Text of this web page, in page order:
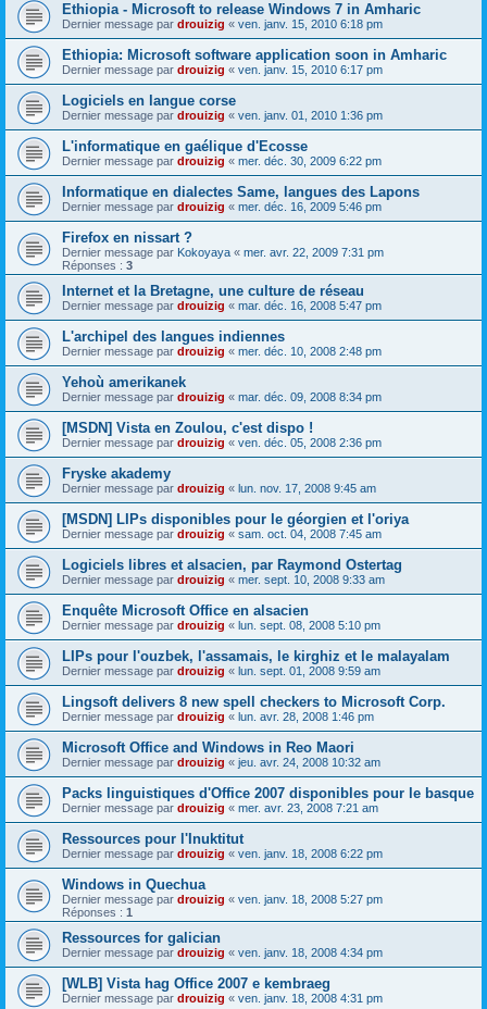
Ethiopia - Microsoft to release Windows 7 in Amharic
Dernier message par drouizig « ven. janv. 15, 2010 6:18 pm
Ethiopia: Microsoft software application soon in Amharic
Dernier message par drouizig « ven. janv. 15, 2010 6:17 pm
Logiciels en langue corse
Dernier message par drouizig « ven. janv. 01, 2010 1:36 pm
L'informatique en gaélique d'Ecosse
Dernier message par drouizig « mer. déc. 30, 2009 6:22 pm
Informatique en dialectes Same, langues des Lapons
Dernier message par drouizig « mer. déc. 16, 2009 5:46 pm
Firefox en nissart ?
Dernier message par Kokoyaya « mer. avr. 22, 2009 7:31 pm
Réponses : 3
Internet et la Bretagne, une culture de réseau
Dernier message par drouizig « mar. déc. 16, 2008 5:47 pm
L'archipel des langues indiennes
Dernier message par drouizig « mer. déc. 10, 2008 2:48 pm
Yehoù amerikanek
Dernier message par drouizig « mar. déc. 09, 2008 8:34 pm
[MSDN] Vista en Zoulou, c'est dispo !
Dernier message par drouizig « ven. déc. 05, 2008 2:36 pm
Fryske akademy
Dernier message par drouizig « lun. nov. 17, 2008 9:45 am
[MSDN] LIPs disponibles pour le géorgien et l'oriya
Dernier message par drouizig « sam. oct. 04, 2008 7:45 am
Logiciels libres et alsacien, par Raymond Ostertag
Dernier message par drouizig « mer. sept. 10, 2008 9:33 am
Enquête Microsoft Office en alsacien
Dernier message par drouizig « lun. sept. 08, 2008 5:10 pm
LIPs pour l'ouzbek, l'assamais, le kirghiz et le malayalam
Dernier message par drouizig « lun. sept. 01, 2008 9:59 am
Lingsoft delivers 8 new spell checkers to Microsoft Corp.
Dernier message par drouizig « lun. avr. 28, 2008 1:46 pm
Microsoft Office and Windows in Reo Maori
Dernier message par drouizig « jeu. avr. 24, 2008 10:32 am
Packs linguistiques d'Office 2007 disponibles pour le basque
Dernier message par drouizig « mer. avr. 23, 2008 7:21 am
Ressources pour l'Inuktitut
Dernier message par drouizig « ven. janv. 18, 2008 6:22 pm
Windows in Quechua
Dernier message par drouizig « ven. janv. 18, 2008 5:27 pm
Réponses : 1
Ressources for galician
Dernier message par drouizig « ven. janv. 18, 2008 4:34 pm
[WLB] Vista hag Office 2007 e kembraeg
Dernier message par drouizig « ven. janv. 18, 2008 4:31 pm